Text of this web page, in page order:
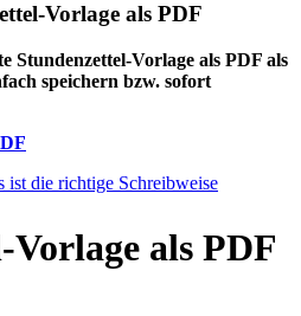
Vorlage als PDF
Stundenzettel-Vorlage als PDF als
speichern bzw. sofort
ist die richtige Schreibweise
als PDF